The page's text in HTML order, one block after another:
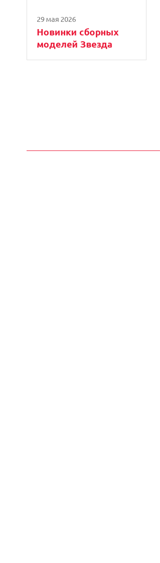
29 мая 2026
Новинки сборных
моделей Звезда